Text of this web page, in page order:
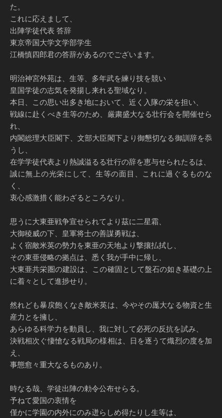
た。
これに応えまして、
出陣学徒代表 答辞
東京帝国大学文学部学生
江橋慎四郎君の答辞があるのでございます。
明治神宮外苑は、生等、多年武を練り技を競い
皇国学徒の志気を発揚し来れる聖域なり。
本日、この思い出多き地において、近く入隊の栄を担い、
戦線に赴くべき生等のため、厳粛盛大なる壮行会を開催せら
れ、
内閣総理大臣閣下、文部大臣閣下より御懇切なる御訓辞を忝
うし、
在学学徒代表より熱誠溢るる壮行の辞を恵与せられたるは、
誠に無上の光栄にして、生等の面目、これに過ぐるものな
く、
衷心感激措く能わざるところなり。
思うに大東亜戦争宣せられてより茲に二星霜、
大御稜威の下、皇軍将士の善謀勇戦は、
よく宿敵米英の勢力を東亜の天地より撃攘払拭し、
その東亜侵略の拠点は、悉く我が手中に帰し、
大東亜共栄圏の建設は、この確固として盤石の如き基礎の上
に着々として進捗せり。
然れども暴戻飽くなき敵米英は、今やその厖大なる物資と生
産力とを擁し、
あらゆる科学力を動員し、我に対して必死の反抗を試み、
決戦相次ぐ悽愴なる戦局の様相は、日を逐うて熾烈の度を加
え、
事態愈々重大なるものあり。
時なる哉、学徒出陣の勅令公布せらる。
予ねて愛国の衷情を
僅かに学園の内外にのみ迸らしめ得たりし生等は、